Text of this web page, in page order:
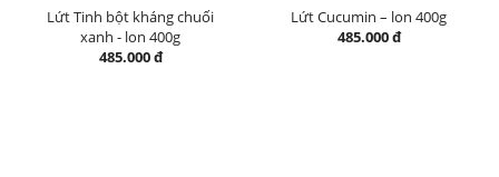
Lứt Tinh bột kháng chuối
xanh - lon 400g
485.000 đ
Lứt Cucumin – lon 400g
485.000 đ